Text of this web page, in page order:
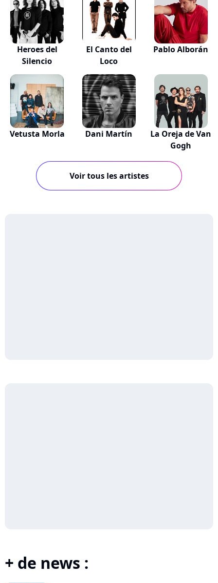
Heroes del
Silencio
El Canto del
Loco
Pablo Alborán
Vetusta Morla Dani Martín
La Oreja de Van
Gogh
Voir tous les artistes
+ de news :